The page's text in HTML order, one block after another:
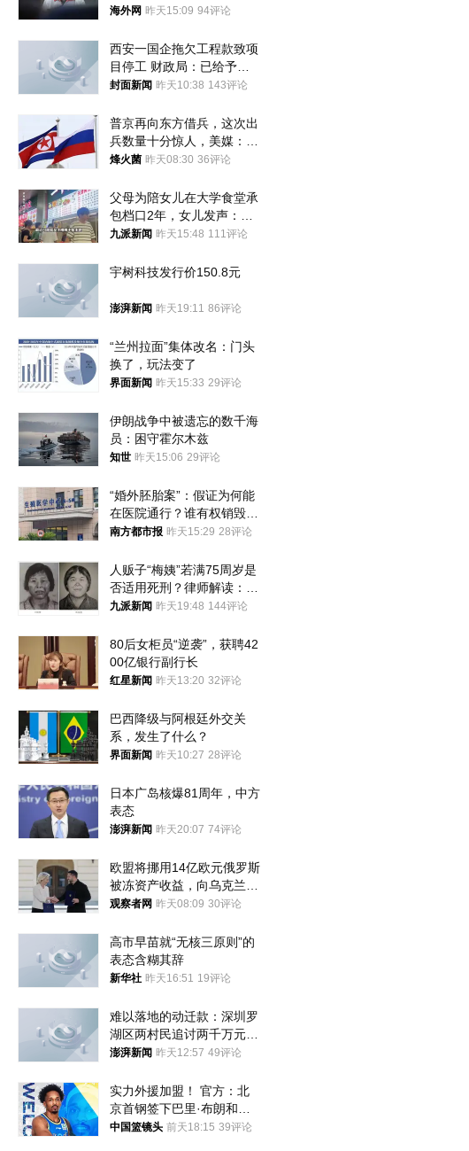
海外网 昨天15:09 94评论
西安一国企拖欠工程款致项
目停工 财政局：已给予处
分，正督促整改
封面新闻 昨天10:38 143评论
普京再向东方借兵，这次出
兵数量十分惊人，美媒：俄
朝要动真格？
烽火菌 昨天08:30 36评论
父母为陪女儿在大学食堂承
包档口2年，女儿发声：初
衷是为了陪伴，毕业后将不
九派新闻 昨天15:48 111评论
宇树科技发行价150.8元
澎湃新闻 昨天19:11 86评论
“兰州拉面”集体改名：门头
换了，玩法变了
界面新闻 昨天15:33 29评论
伊朗战争中被遗忘的数千海
员：困守霍尔木兹
知世 昨天15:06 29评论
“婚外胚胎案”：假证为何能
在医院通行？谁有权销毁胚
胎？
南方都市报 昨天15:29 28评论
人贩子“梅姨”若满75周岁是
否适用死刑？律师解读：很
大概率不会被判处死刑
九派新闻 昨天19:48 144评论
80后女柜员“逆袭”，获聘42
00亿银行副行长
红星新闻 昨天13:20 32评论
巴西降级与阿根廷外交关
系，发生了什么？
界面新闻 昨天10:27 28评论
日本广岛核爆81周年，中方
表态
澎湃新闻 昨天20:07 74评论
欧盟将挪用14亿欧元俄罗斯
被冻资产收益，向乌克兰提
供援助
观察者网 昨天08:09 30评论
高市早苗就“无核三原则”的
表态含糊其辞
新华社 昨天16:51 19评论
难以落地的动迁款：深圳罗
湖区两村民追讨两千万元动
迁款八年未果
澎湃新闻 昨天12:57 49评论
实力外援加盟！ 官方：北
京首钢签下巴里·布朗和桑
普森
中国篮镜头 前天18:15 39评论